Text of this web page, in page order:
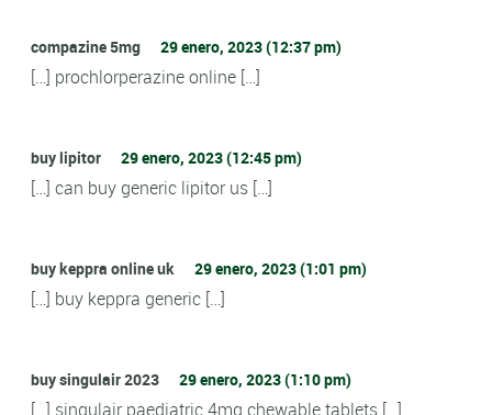
compazine 5mg 29 enero, 2023 (12:37 pm)
[…] prochlorperazine online […]
buy lipitor 29 enero, 2023 (12:45 pm)
[…] can buy generic lipitor us […]
buy keppra online uk 29 enero, 2023 (1:01 pm)
[…] buy keppra generic […]
buy singulair 2023 29 enero, 2023 (1:10 pm)
[…] singulair paediatric 4mg chewable tablets […]